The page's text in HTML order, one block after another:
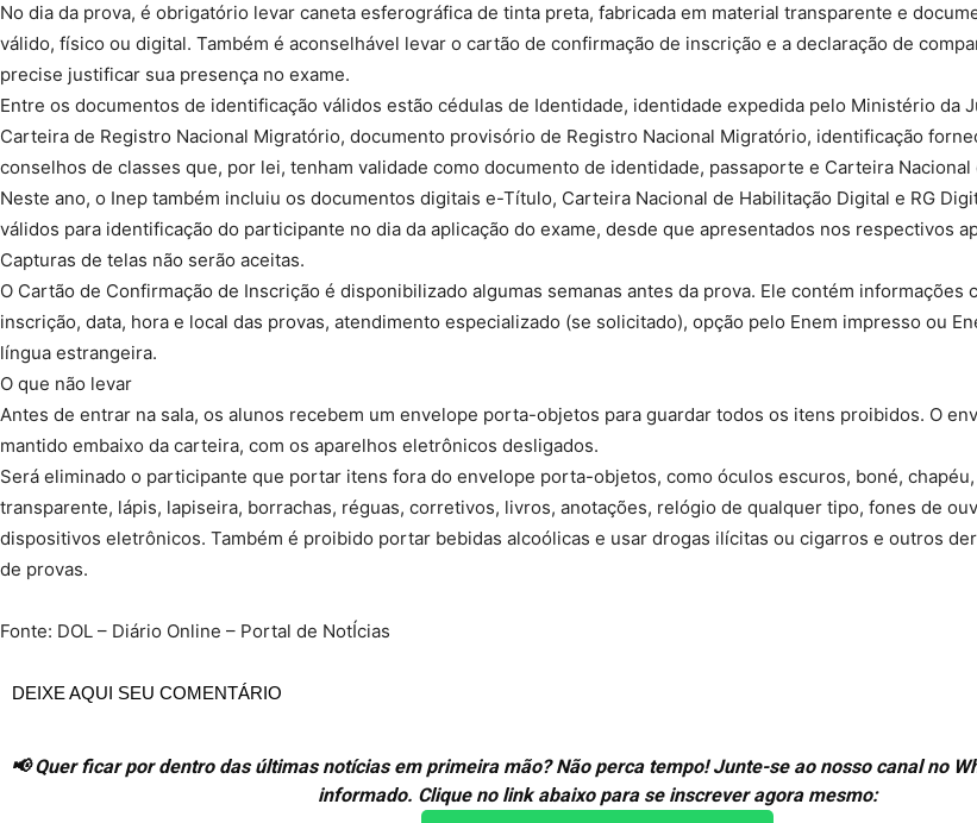
No dia da prova, é obrigatório levar caneta esferográfica de tinta preta, fabricada em material transparente e
válido, físico ou digital. Também é aconselhável levar o cartão de confirmação de inscrição e a declaração de
precise justificar sua presença no exame.
Entre os documentos de identificação válidos estão cédulas de Identidade, identidade expedida pelo Ministério da
Carteira de Registro Nacional Migratório, documento provisório de Registro Nacional Migratório, identificação
conselhos de classes que, por lei, tenham validade como documento de identidade, passaporte e Carteira Nacional
Neste ano, o Inep também incluiu os documentos digitais e-Título, Carteira Nacional de Habilitação Digital e RG
válidos para identificação do participante no dia da aplicação do exame, desde que apresentados nos respectivos
Capturas de telas não serão aceitas.
O Cartão de Confirmação de Inscrição é disponibilizado algumas semanas antes da prova. Ele contém informações
inscrição, data, hora e local das provas, atendimento especializado (se solicitado), opção pelo Enem impresso ou
língua estrangeira.
O que não levar
Antes de entrar na sala, os alunos recebem um envelope porta-objetos para guardar todos os itens proibidos. O
mantido embaixo da carteira, com os aparelhos eletrônicos desligados.
Será eliminado o participante que portar itens fora do envelope porta-objetos, como óculos escuros, boné,
transparente, lápis, lapiseira, borrachas, réguas, corretivos, livros, anotações, relógio de qualquer tipo, fones de
dispositivos eletrônicos. Também é proibido portar bebidas alcoólicas e usar drogas ilícitas ou cigarros e outros
de provas.
Fonte: DOL – Diário Online – Portal de NotÍcias
DEIXE AQUI SEU COMENTÁRIO
📢 Quer ficar por dentro das últimas notícias em primeira mão? Não perca tempo! Junte-se ao nosso canal no
informado. Clique no link abaixo para se inscrever agora mesmo: